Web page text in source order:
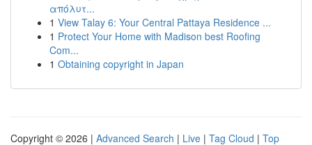
απόλυτ...
1 View Talay 6: Your Central Pattaya Residence ...
1 Protect Your Home with Madison best Roofing
Com...
1 Obtaining copyright in Japan
Copyright © 2026 | Advanced Search | Live | Tag Cloud | Top